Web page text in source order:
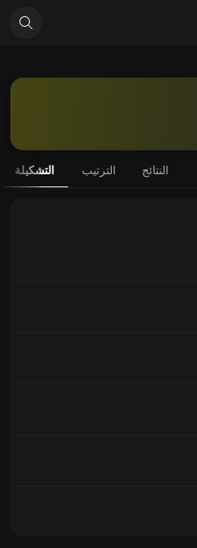
النتائج الترتيب التشكيلة